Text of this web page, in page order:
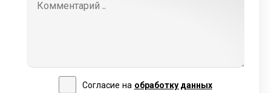
Согласие на обработку данных